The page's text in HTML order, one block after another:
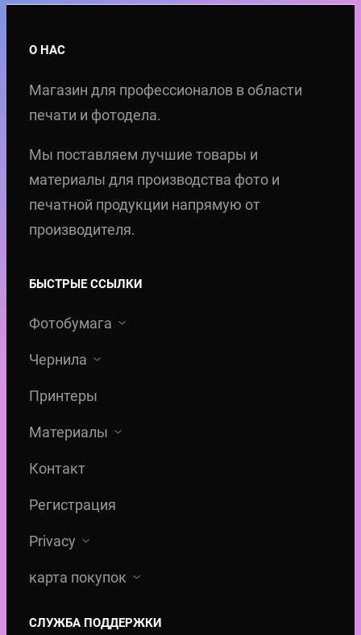
О НАС
Магазин для профессионалов в области
печати и фотодела.
Мы поставляем лучшие товары и
материалы для производства фото и
печатной продукции напрямую от
производителя.
БЫСТРЫЕ ССЫЛКИ
Фотобумага
Чернила
Принтеры
Материалы
Контакт
Регистрация
Privacy
карта покупок
СЛУЖБА ПОДДЕРЖКИ